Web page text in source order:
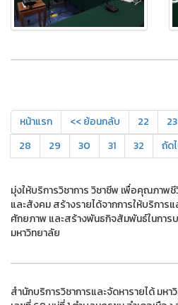
หน้าแรก << ย้อนกลับ 22 23
28
29 30 31 32 ถัด
มุ่งให้บริการวิชาการ วิชาชีพ เพื่อคุณภาพ
และสังคม สร้างรายได้จากการให้บริการ
ศักยภาพ และสร้างพันธกิจสัมพันธ์ในการ
มหาวิทยาลัย
สำนักบริการวิชาการและจัดหารายได้ มห